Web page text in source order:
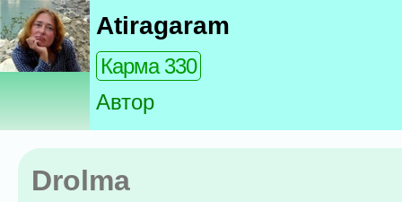
Atiragaram
Карма 330
Автор
Drolma